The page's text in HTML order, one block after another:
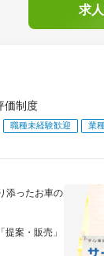
求
価制度
職種未経験歓迎 業
添ったお車の
案・販売」